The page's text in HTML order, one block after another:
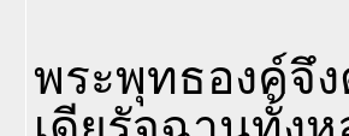
พระพุทธองค์จึ